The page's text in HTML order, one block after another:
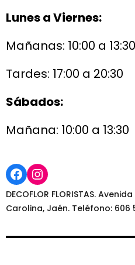
Lunes a Viernes:
Mañanas: 10:00 a 13:30
Tardes: 17:00 a 20:30
Sábados:
Mañana: 10:00 a 13:30
Facebook
Instagram
DECOFLOR FLORISTAS.
Carolina, Jaén. Teléfono: 606